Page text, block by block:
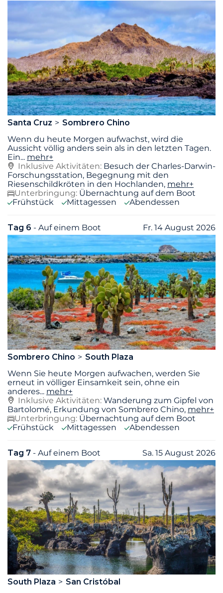
Santa Cruz
Sombrero Chino
Wenn du heute Morgen aufwachst, wird die
Aussicht völlig anders sein als in den letzten Tagen.
Ein... mehr+
Inklusive Aktivitäten: Besuch der Charles-Darwin-
Forschungsstation, Begegnung mit den
Riesenschildkröten in den Hochlanden, mehr+
Unterbringung: Übernachtung auf dem Boot
Frühstück
Mittagessen Abendessen
Tag 6 - Auf einem Boot Fr. 14 August 2026
Sombrero Chino
South Plaza
Wenn Sie heute Morgen aufwachen, werden Sie
erneut in völliger Einsamkeit sein, ohne ein
anderes... mehr+
Inklusive Aktivitäten: Wanderung zum Gipfel von
Bartolomé, Erkundung von Sombrero Chino, mehr+
Unterbringung: Übernachtung auf dem Boot
Frühstück
Mittagessen Abendessen
Tag 7 - Auf einem Boot Sa. 15 August 2026
South Plaza
San Cristóbal